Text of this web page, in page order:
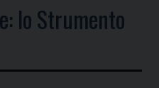
lo Strumento